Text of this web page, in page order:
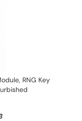
RNG Key